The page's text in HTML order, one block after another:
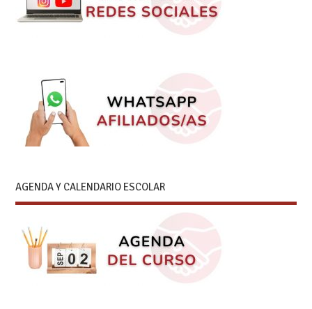
AGENDA Y CALENDARIO ESCOLAR